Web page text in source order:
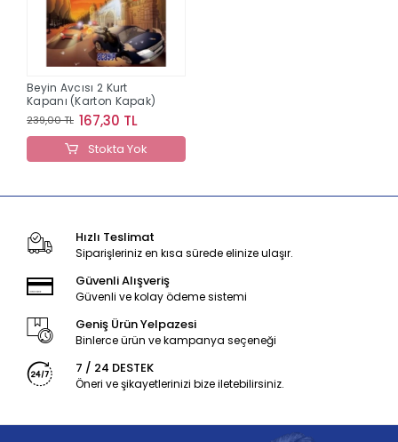
Beyin Avcısı 2 Kurt
Kapanı (Karton Kapak)
239,00 TL 167,30 TL
Stokta Yok
Hızlı Teslimat
Siparişleriniz en kısa sürede elinize ulaşır.
Güvenli Alışveriş
Güvenli ve kolay ödeme sistemi
Geniş Ürün Yelpazesi
Binlerce ürün ve kampanya seçeneği
7 / 24 DESTEK
Öneri ve şikayetlerinizi bize iletebilirsiniz.